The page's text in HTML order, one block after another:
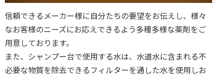
信頼できるメーカー様に自分たちの要望をお伝えし、様々
なお客様のニーズにお応えできるよう多種多様な薬剤をご
用意しております。
また、シャンプー台で使用する水は、水道水に含まれる不
必要な物質を除去できるフィルターを通した水を使用しお